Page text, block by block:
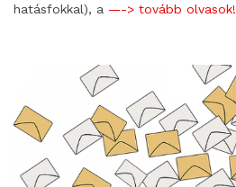
hatásfokkal), a —-> tovább olvasok!